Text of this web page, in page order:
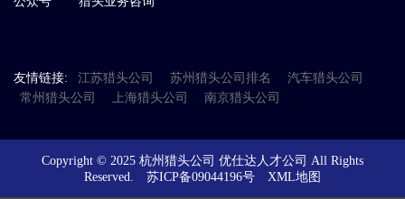
友情链接: 江苏猎头公司 苏州猎头公司排名
汽车猎头公司
常州猎头公司
上海猎头公司 南京猎头公司
Copyright © 2025 杭州猎头公司 优仕达人才公司 All Rights
Reserved. 苏ICP备09044196号 XML地图